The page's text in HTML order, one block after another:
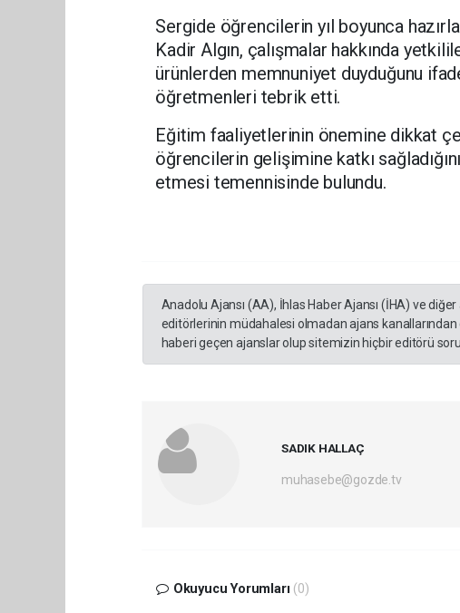
Sergide öğrencilerin yıl boyunca
Kadir Algın, çalışmalar hakkında
ürünlerden memnuniyet duyduğunu
öğretmenleri tebrik etti.
Eğitim faaliyetlerinin önemine dikkat
öğrencilerin gelişimine katkı
etmesi temennisinde bulundu.
Anadolu Ajansı (AA), İhlas Haber Ajansı (İHA) ve
editörlerinin müdahalesi olmadan ajans
haberi geçen ajanslar olup sitemizin hiçbir editörü
SADIK HALLAÇ
muhasebe@gozde.tv
Okuyucu Yorumları (0)